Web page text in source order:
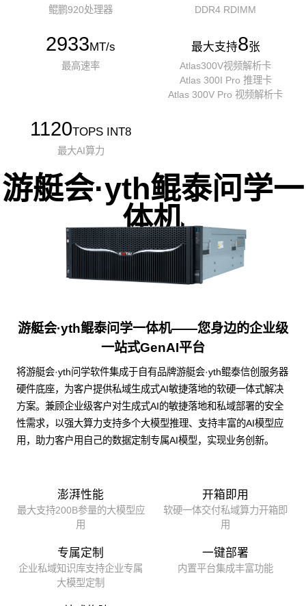
鲲鹏920处理器 DDR4 RDIMM
2933MT/s
最高速率
最大支持8张
Atlas300V视频解析卡
Atlas 300I Pro 推理卡
Atlas 300V Pro 视频解析卡
1120TOPS INT8
最大AI算力
游艇会·yth鲲泰问学一
体机
游艇会·yth鲲泰问学一体机——您身边的企业级
一站式GenAI平台
将游艇会·yth问学软件集成于自有品牌游艇会·yth鲲泰信创服务器
硬件底座，为客户提供私域生成式AI敏捷落地的软硬一体式解决
方案。兼顾企业级客户对生成式AI的敏捷落地和私域部署的安全
性需求，以强大算力支持多个大模型推理、支持丰富的AI模型应
用，助力客户用自己的数据定制专属AI模型，实现业务创新。
澎湃性能
最大支持200B参量的大模型应
用
开箱即用
软硬一体交付私域算力开箱即
用
专属定制
企业私域知识库支持企业专属
大模型定制
一键部署
内置平台集成丰富功能